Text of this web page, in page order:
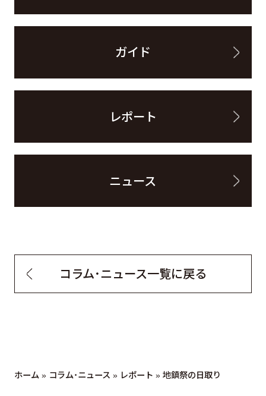
ガイド
レポート
ニュース
コラム・ニュース一覧に戻る
ホーム » コラム・ニュース » レポート » 地鎮祭の日取り